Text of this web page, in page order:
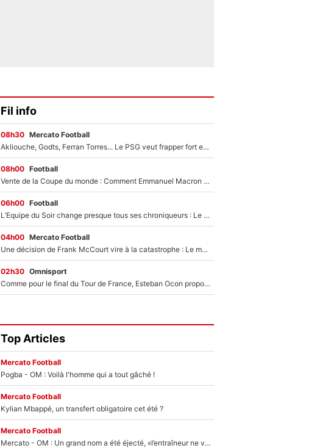
Fil info
08h30 Mercato Football
Akliouche, Godts, Ferran Torres... Le PSG veut frapper fort et prépare un mercato à plus de 190M€ pour régaler Luis Enrique cet été !
08h00 Football
Vente de la Coupe du monde : Comment Emmanuel Macron a incité le président de la FFF à s’opposer au projet de Gianni Infantino en pleine crise à la FIFA
06h00 Football
L’Equipe du Soir change presque tous ses chroniqueurs : Le pire scénario imaginé par l’IA après le départ de Johan Micoud !
04h00 Mercato Football
Une décision de Frank McCourt vire à la catastrophe : Le mercato de l’OM provoque de nouvelles tensions en pleine crise financière !
02h30 Omnisport
Comme pour le final du Tour de France, Esteban Ocon propose un Grand Prix de Formule 1 à Paris : «Autour de l’Arc de Triomphe, ce serait génial» !
Top Articles
Mercato Football
Pogba - OM : Voilà l'homme qui a tout gâché !
Mercato Football
Kylian Mbappé, un transfert obligatoire cet été ?
Mercato Football
Mercato - OM : Un grand nom a été éjecté, «l’entraîneur ne voulait pas me conserver»